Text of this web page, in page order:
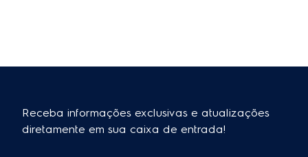
Receba informações exclusivas e atualizações
diretamente em sua caixa de entrada!